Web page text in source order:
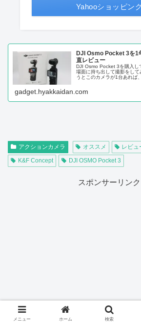
Yahooショッピン
DJI Osmo Pocket 3を1
直レビュー
DJI Osmo Pocket 3を購入し
場面に持ち出して撮影をし
うとこのカメラが1台あれば
gadget.hyakkaidan.com
アクションカメラ オススメ レビュ
K&F Concept
DJI OSMO Pocket 3
スポンサーリンク
メニュー ホーム 検索